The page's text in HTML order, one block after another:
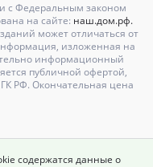
с Федеральным законом
на сайте: наш.дом.рф.
может отличаться от
изложенная на
информационный
публичной офертой,
РФ. Окончательная цена
содержатся данные о